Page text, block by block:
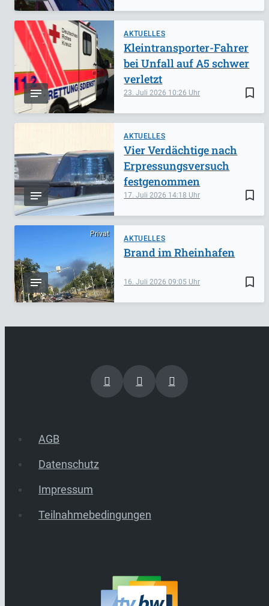
AKTUELLES
bookmark_border
23. Juli 2026 10:26
Kleintransporter-Fahrer
bei Unfall auf A5 schwer
verletzt
AKTUELLES
bookmark_border
17. Juli 2026 14:18
Vier Verdächtige nach
Erpressungsversuch
festgenommen
Privat
AKTUELLES
bookmark_border
16. Juli 202609:05
Brand im Rheinhafen
AGB
Datenschutz
Impressum
Teilnahmebedingungen